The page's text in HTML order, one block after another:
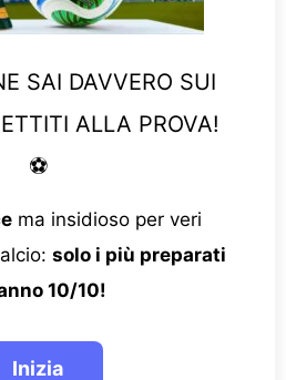
SAI DAVVERO SUI
ALLA PROVA!
⚽
ma insidioso per veri
solo i più preparati
10/10!